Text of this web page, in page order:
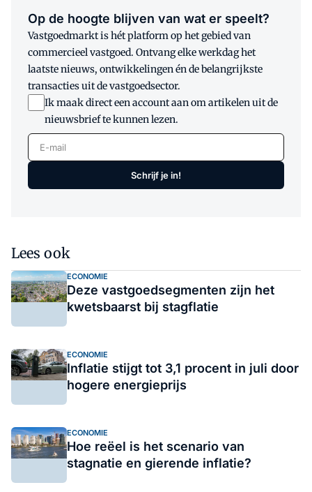
Op de hoogte blijven van wat er speelt?
Vastgoedmarkt is hét platform op het gebied van
commercieel vastgoed. Ontvang elke werkdag het
laatste nieuws, ontwikkelingen én de belangrijkste
transacties uit de vastgoedsector.
Ik maak direct een account aan om artikelen uit de
nieuwsbrief te kunnen lezen.
E-mail
Schrijf je in!
Lees ook
ECONOMIE
Deze vastgoedsegmenten zijn het
kwetsbaarst bij stagflatie
ECONOMIE
Inflatie stijgt tot 3,1 procent in juli door
hogere energieprijs
ECONOMIE
Hoe reëel is het scenario van
stagnatie en gierende inflatie?